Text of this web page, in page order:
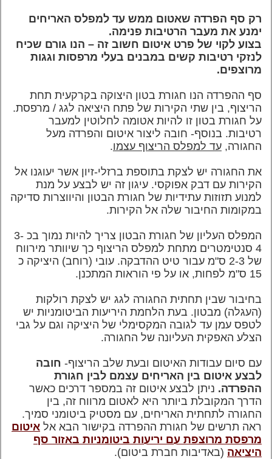
רק סף הפרדה שאטום ממש עד למפלס האריחים
ימנע את מעבר הרטיבות פנימה.
בצוע לקוי של פרט איטום חשוב זה – הנו גורם שכיח
לנזקי רטיבות קשים במבנים בעלי מרפסות וגגות
מרוצפים.
סף ההפרדה הנו חגורת בטון היצוקה בקרקעית תחת
הריצוף, בין שתי הקירות של פתח היציאה לגג / מרפסת.
על חגורת בטון זו להיות אטומה לחלוטין למעבר
רטיבות. בנוסף- חובה ליצור איטום והפרדה מעל
החגורה, עד למפלס הריצוף עצמו.
את החגורה יש לצקת בתוספת ברזלי-זיון אשר יעוגנו אל
הקירות עם דבק אפוקסי. עיגון זה יש לבצע על מנת
למנוע תזוזות עתידיות של חגורת הבטון והיווצרות סדיקה
במקומות החיבור שלה אל הקירות.
המפלס העליון של חגורת הבטון צריך להיות נמוך בכ 3-
4 סנטימטרים מתחת למפלס הריצוף כך שיוותר מירווח
של 2-3 ס"מ עבור טיט ההדבקה. עובי (רוחב) היציקה כ
15 ס"מ לפחות, או על פי הוראות המתכנן.
בחיבור שבין תחתית החגורה לגג יש לצקת רולקות
(העגלה) מבטון. בעת הלחמת היריעות הביטומניות יש
לטפס עמן עד לגובה המקסימלי של היציקה וגם על גבי
הצלע האפקית העליונה של החגורה.
עם סיום עבודות האיטום ובעת שלב הריצוף- חובה
לבצע איטום בין האריחים עצמם לבין חגורת
ההפרדה. ניתן לבצע איטום זה במספר דרכים כאשר
הדרך המקובלת ביותר היא לאטום מרווח זה, בין
החגורה לתחתית האריחים, עם מסטיק ביטומני סמיך.
ראה תרשים של חגורת ההפרדה בקישור הבא אל איטום
מרפסת מרוצפת עם יריעות ביטומניות באזור סף
היציאה (באדיבות חברת ביטום).